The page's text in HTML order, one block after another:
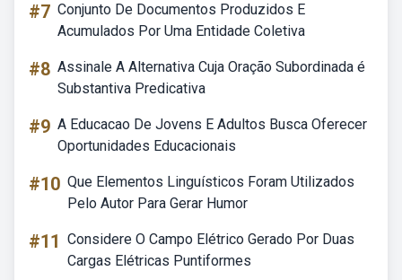
#7 Conjunto De Documentos Produzidos E
Acumulados Por Uma Entidade Coletiva
#8 Assinale A Alternativa Cuja Oração Subordinada é
Substantiva Predicativa
#9 A Educacao De Jovens E Adultos Busca Oferecer
Oportunidades Educacionais
#10 Que Elementos Linguísticos Foram Utilizados
Pelo Autor Para Gerar Humor
#11 Considere O Campo Elétrico Gerado Por Duas
Cargas Elétricas Puntiformes